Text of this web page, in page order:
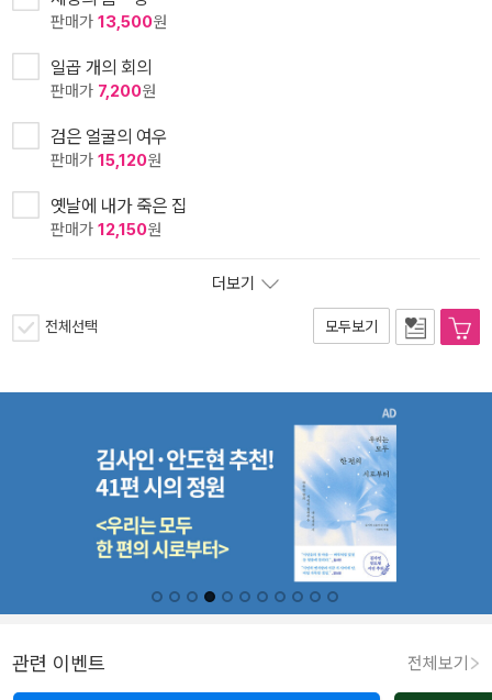
판매가 13,500원
일곱 개의 회의
판매가 7,200원
검은 얼굴의 여우
판매가 15,120원
옛날에 내가 죽은 집
판매가 12,150원
더보기
전체선택 모두보기
관련 이벤트 전체보기